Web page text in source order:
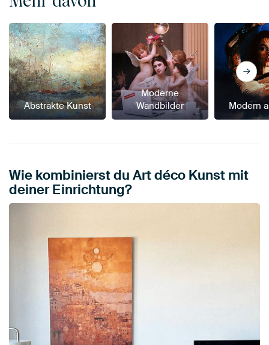
Abstrakte Kunst
Moderne
Wandbilder
Modern
Wie kombinierst du Art déco Kunst mit
deiner Einrichtung?